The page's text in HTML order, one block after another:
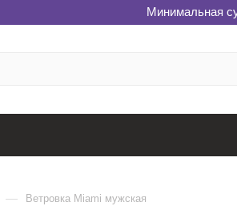
Минимальная
— Ветровка Miami мужская